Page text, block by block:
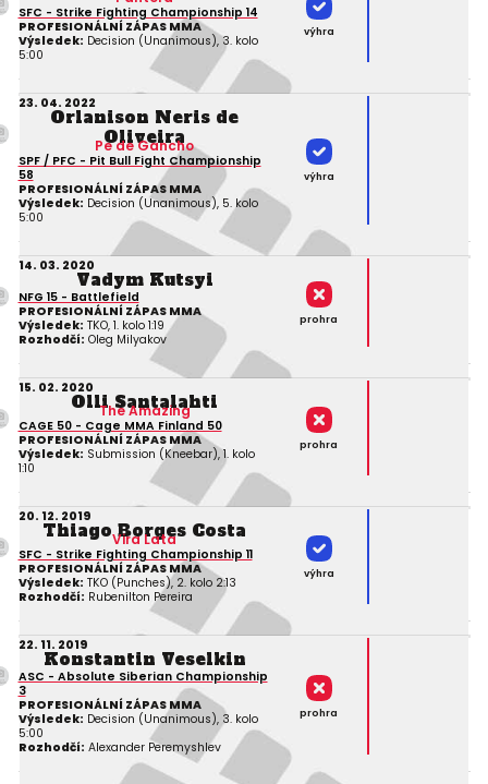
SFC - Strike Fighting Championship 14
PROFESIONÁLNÍ ZÁPAS MMA
Výsledek: Decision (Unanimous), 3. kolo
5:00
výhra
23. 04. 2022
Orlanison Neris de
Oliveira
Pe de Gancho
SPF / PFC - Pit Bull Fight Championship
58
PROFESIONÁLNÍ ZÁPAS MMA
Výsledek: Decision (Unanimous), 5. kolo
5:00
výhra
14. 03. 2020
Vadym Kutsyi
NFG 15 - Battlefield
PROFESIONÁLNÍ ZÁPAS MMA
Výsledek: TKO, 1. kolo 1:19
Rozhodčí: Oleg Milyakov
prohra
15. 02. 2020
Olli Santalahti
The Amazing
CAGE 50 - Cage MMA Finland 50
PROFESIONÁLNÍ ZÁPAS MMA
Výsledek: Submission (Kneebar), 1. kolo
1:10
prohra
20. 12. 2019
Thiago Borges Costa
Vira Lata
SFC - Strike Fighting Championship 11
PROFESIONÁLNÍ ZÁPAS MMA
Výsledek: TKO (Punches), 2. kolo 2:13
Rozhodčí: Rubenilton Pereira
výhra
22. 11. 2019
Konstantin Veselkin
ASC - Absolute Siberian Championship
3
PROFESIONÁLNÍ ZÁPAS MMA
Výsledek: Decision (Unanimous), 3. kolo
5:00
Rozhodčí: Alexander Peremyshlev
prohra